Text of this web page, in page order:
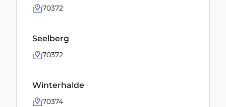
70372
Seelberg
70372
Winterhalde
70374